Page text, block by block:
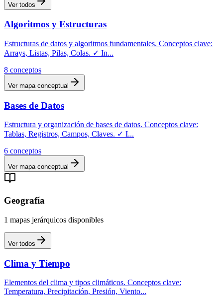
Ver todos
Algoritmos y Estructuras
Estructuras de datos y algoritmos fundamentales. Conceptos clave:
Arrays, Listas, Pilas, Colas. ✓ In...
8 conceptos
Ver mapa conceptual
Bases de Datos
Estructura y organización de bases de datos. Conceptos clave:
Tablas, Registros, Campos, Claves. ✓ I...
6 conceptos
Ver mapa conceptual
Geografía
1 mapas jerárquicos disponibles
Ver todos
Clima y Tiempo
Elementos del clima y tipos climáticos. Conceptos clave:
Temperatura, Precipitación, Presión, Viento...